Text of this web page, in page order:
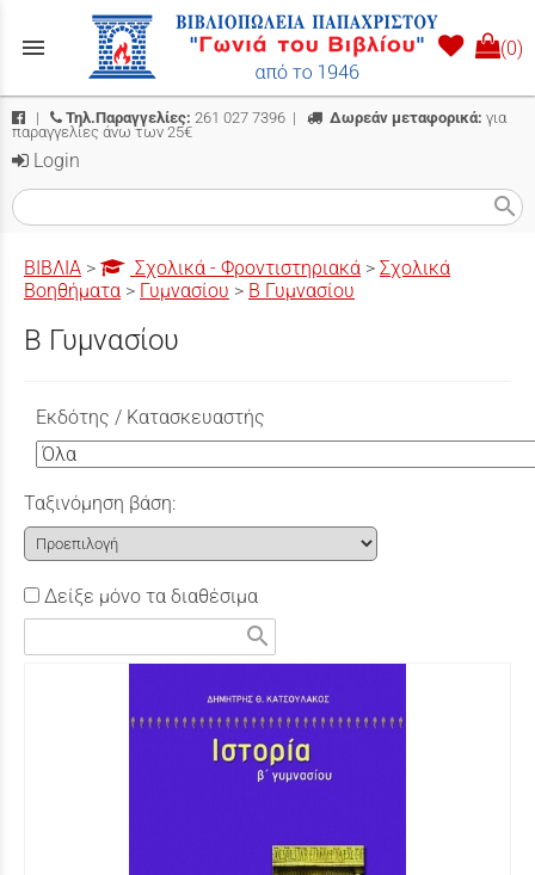
menu (0)
| Τηλ.Παραγγελίες: 261 027 7396 | Δωρεάν μεταφορικά: για
παραγγελίες άνω των 25€
Login
search
ΒΙΒΛΙΑ > Σχολικά - Φροντιστηριακά > Σχολικά
Βοηθήματα > Γυμνασίου > Β Γυμνασίου
Β Γυμνασίου
Εκδότης / Κατασκευαστής
Ταξινόμηση βάση:
Δείξε μόνο τα διαθέσιμα
search